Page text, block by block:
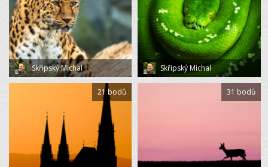
Skřipský Michal Skřipský Michal
21 bodů 31 bodů